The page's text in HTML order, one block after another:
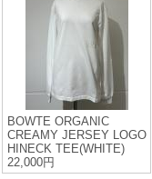
BOWTE ORGANIC
CREAMY JERSEY LOGO
HINECK TEE(WHITE)
22,000円